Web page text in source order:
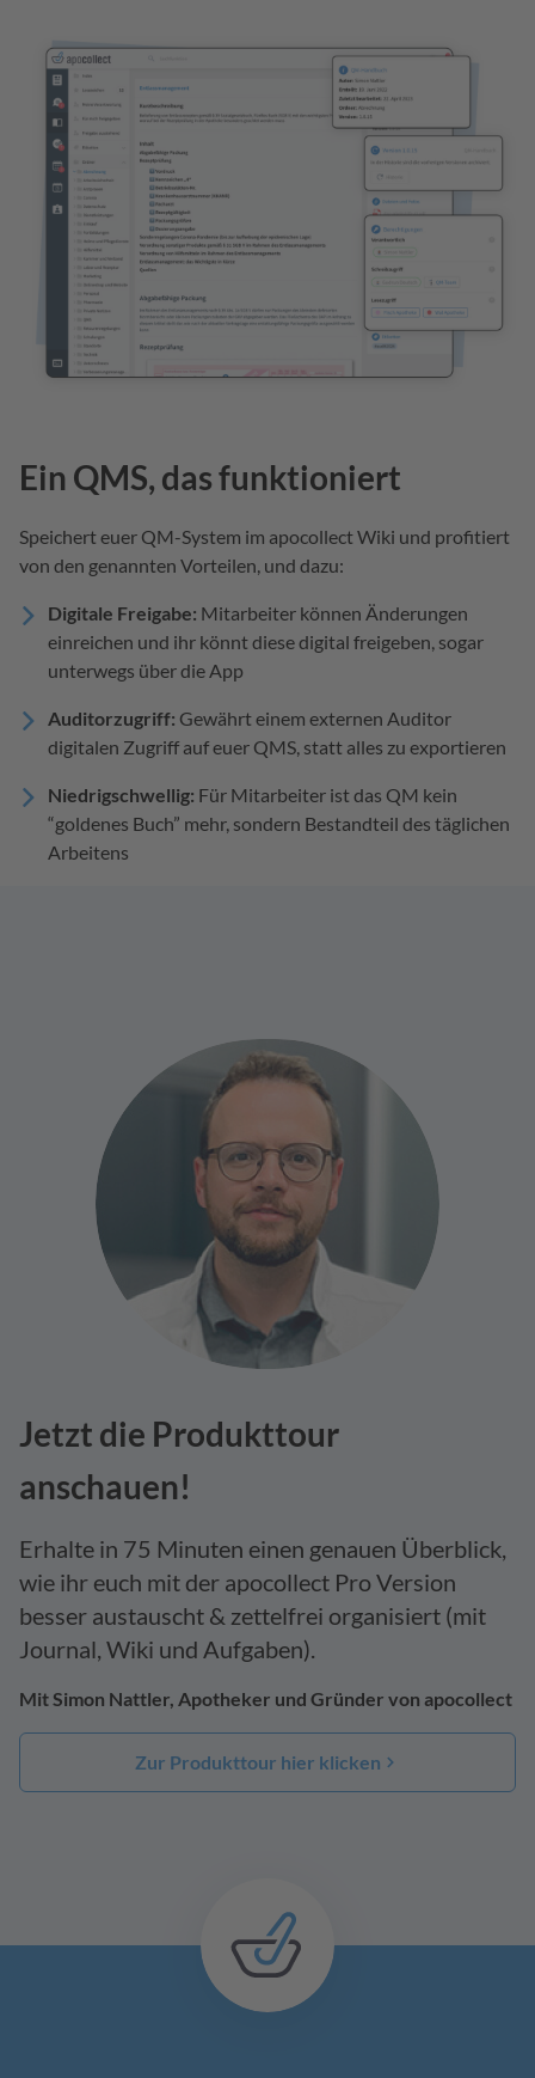
Ein QMS, das funktioniert
Speichert euer QM-System im apocollect Wiki und profitiert
von den genannten Vorteilen, und dazu:
Digitale Freigabe: Mitarbeiter können Änderungen
einreichen und ihr könnt diese digital freigeben, sogar
unterwegs über die App
Auditorzugriff: Gewährt einem externen Auditor
digitalen Zugriff auf euer QMS, statt alles zu exportieren
Niedrigschwellig: Für Mitarbeiter ist das QM kein
“goldenes Buch” mehr, sondern Bestandteil des täglichen
Arbeitens
Jetzt die Produkttour
anschauen!
Erhalte in 75 Minuten einen genauen Überblick,
wie ihr euch mit der apocollect Pro Version
besser austauscht & zettelfrei organisiert (mit
Journal, Wiki und Aufgaben).
Mit Simon Nattler, Apotheker und Gründer von apocollect
Zur Produkttour hier klicken